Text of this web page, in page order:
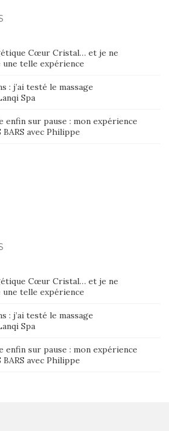
Cœur Cristal… et je ne
une telle expérience
: j’ai testé le massage
Spa
enfin sur pause : mon expérience
BARS avec Philippe
Cœur Cristal… et je ne
une telle expérience
: j’ai testé le massage
Spa
enfin sur pause : mon expérience
BARS avec Philippe